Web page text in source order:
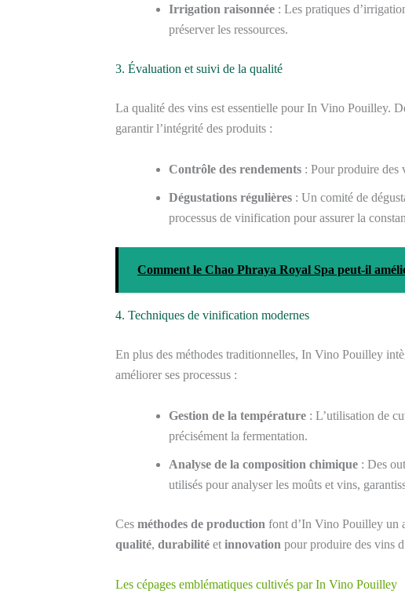
Irrigation raisonnée : Les pratiques
préserver les ressources.
3. Évaluation et suivi de la qualité
La qualité des vins est essentielle pour In Vino Pouilley.
garantir l’intégrité des produits :
Contrôle des rendements : Pour produire des
Dégustations régulières : Un comité de
processus de vinification pour assurer la
Comment le Chao Phraya Royal Spa peut-il
4. Techniques de vinification modernes
En plus des méthodes traditionnelles, In Vino Pouilley
améliorer ses processus :
Gestion de la température : L’utilisation de
précisément la fermentation.
Analyse de la composition chimique : Des
utilisés pour analyser les moûts et vins,
Ces méthodes de production font d’In Vino Pouilley un
qualité, durabilité et innovation pour produire des vins
Les cépages emblématiques cultivés par In Vino Pouilley